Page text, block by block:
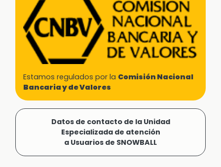
Estamos regulados por la Comisión Nacional
Bancaria y de Valores
Datos de contacto de la Unidad
Especializada de atención
a Usuarios de SNOWBALL